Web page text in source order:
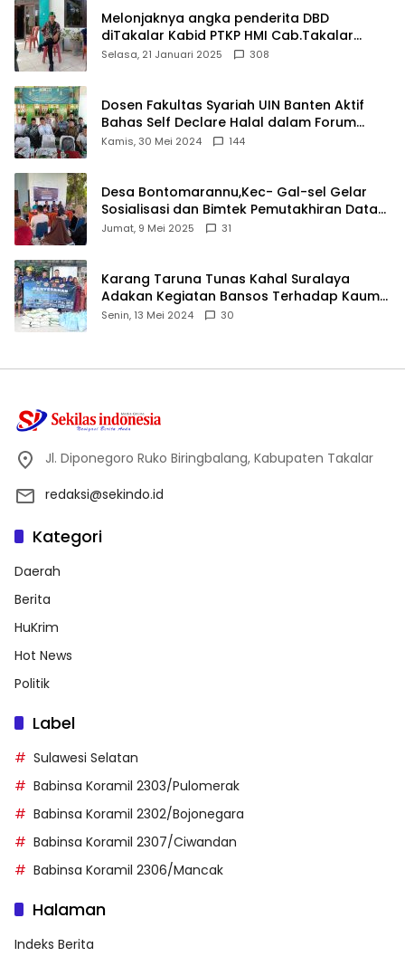
Melonjaknya angka penderita DBD
diTakalar Kabid PTKP HMI Cab.Takalar
angkat bicara
Selasa, 21 Januari 2025 308
Dosen Fakultas Syariah UIN Banten Aktif
Bahas Self Declare Halal dalam Forum
Ijtima Ulama MUI
Kamis, 30 Mei 2024 144
Desa Bontomarannu,Kec- Gal-sel Gelar
Sosialisasi dan Bimtek Pemutakhiran Data
ID
Jumat, 9 Mei 2025 31
Karang Taruna Tunas Kahal Suralaya
Adakan Kegiatan Bansos Terhadap Kaum
Dhuafa dan Anak Yatim-Piatu
Senin, 13 Mei 2024 30
Jl. Diponegoro Ruko Biringbalang, Kabupaten Takalar
redaksi@sekindo.id
Kategori
Daerah
Berita
HuKrim
Hot News
Politik
Label
Sulawesi Selatan
Babinsa Koramil 2303/Pulomerak
Babinsa Koramil 2302/Bojonegara
Babinsa Koramil 2307/Ciwandan
Babinsa Koramil 2306/Mancak
Halaman
Indeks Berita